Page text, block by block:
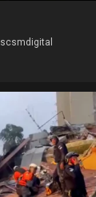
scsmdigital